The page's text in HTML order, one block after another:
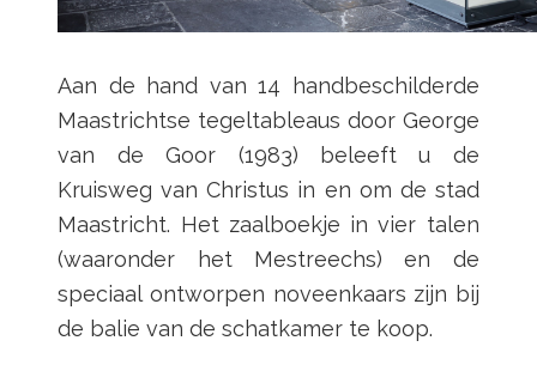
Aan de hand van 14 handbeschilderde
Maastrichtse tegeltableaus door George
van de Goor (1983) beleeft u de
Kruisweg van Christus in en om de stad
Maastricht. Het zaalboekje in vier talen
(waaronder het Mestreechs) en de
speciaal ontworpen noveenkaars zijn bij
de balie van de schatkamer te koop.